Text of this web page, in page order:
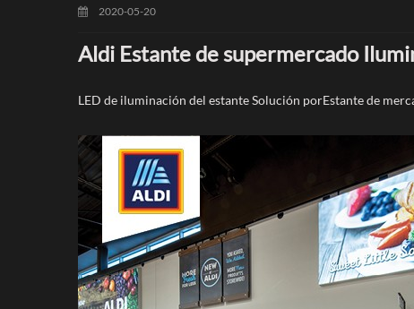
2020-05-20
Aldi Estante de supermercado
LED de iluminación del estante Solución porEstante de